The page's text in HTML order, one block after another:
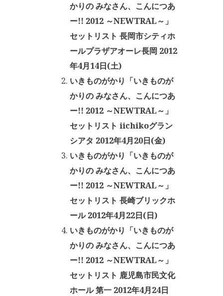
かりの みなさん、こんにつあ
ー!! 2012 ～NEWTRAL～」
セットリスト 長岡市シティホ
ールプラザアオーレ長岡 2012
年4月14日(土)
いきものがかり「いきものが
かりの みなさん、こんにつあ
ー!! 2012 ～NEWTRAL～」
セットリスト iichikoグラン
シアタ 2012年4月20日(金)
いきものがかり「いきものが
かりの みなさん、こんにつあ
ー!! 2012 ～NEWTRAL～」
セットリスト 長崎ブリックホ
ール 2012年4月22日(日)
いきものがかり「いきものが
かりの みなさん、こんにつあ
ー!! 2012 ～NEWTRAL～」
セットリスト 鹿児島市民文化
ホール 第一 2012年4月24日